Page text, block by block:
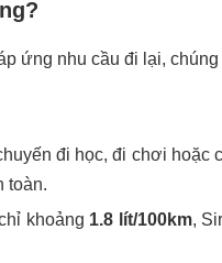
ứng nhu cầu đi lại,
đi học, đi chơi hoặc
toàn.
khoảng 1.8 lít/100km,